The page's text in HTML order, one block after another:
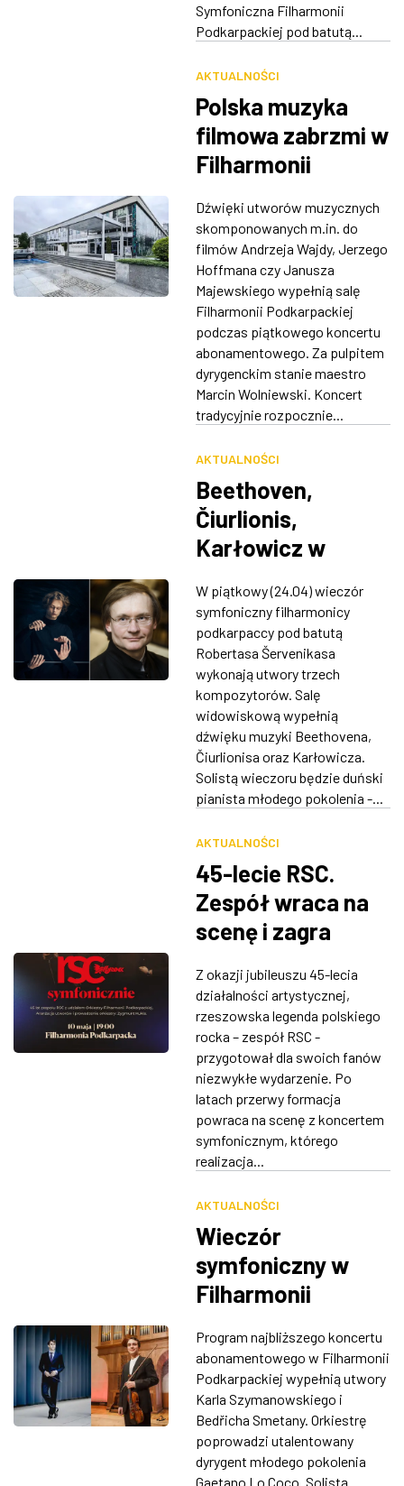
Symfoniczna Filharmonii
Podkarpackiej pod batutą...
AKTUALNOŚCI
Polska muzyka
filmowa zabrzmi w
Filharmonii
Dźwięki utworów muzycznych
skomponowanych m.in. do
filmów Andrzeja Wajdy, Jerzego
Hoffmana czy Janusza
Majewskiego wypełnią salę
Filharmonii Podkarpackiej
podczas piątkowego koncertu
abonamentowego. Za pulpitem
dyrygenckim stanie maestro
Marcin Wolniewski. Koncert
tradycyjnie rozpocznie...
AKTUALNOŚCI
Beethoven,
Čiurlionis,
Karłowicz w
w Filharmonii
Podkarpackiej
W piątkowy (24.04) wieczór
symfoniczny filharmonicy
podkarpaccy pod batutą
Robertasa Šervenikasa
wykonają utwory trzech
kompozytorów. Salę
widowiskową wypełnią
dźwięku muzyki Beethovena,
Čiurlionisa oraz Karłowicza.
Solistą wieczoru będzie duński
pianista młodego pokolenia -...
AKTUALNOŚCI
45-lecie RSC.
Zespół wraca na
scenę i zagra
zupełnie nowych
aranżacjach
Z okazji jubileuszu 45-lecia
działalności artystycznej,
rzeszowska legenda polskiego
rocka – zespół RSC -
przygotował dla swoich fanów
niezwykłe wydarzenie. Po
latach przerwy formacja
powraca na scenę z koncertem
symfonicznym, którego
realizacja...
AKTUALNOŚCI
Wieczór
symfoniczny w
Filharmonii
Zabrzmi muzyka
Szymanowskiego i
Smetany
Program najbliższego koncertu
abonamentowego w Filharmonii
Podkarpackiej wypełnią utwory
Karla Szymanowskiego i
Bedřicha Smetany. Orkiestrę
poprowadzi utalentowany
dyrygent młodego pokolenia
Gaetano Lo Coco. Solistą